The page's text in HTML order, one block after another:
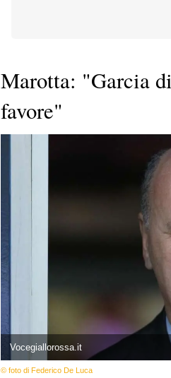
Marotta: "Garcia
favore"
Vocegiallorossa.it
© foto di Federico De Luca